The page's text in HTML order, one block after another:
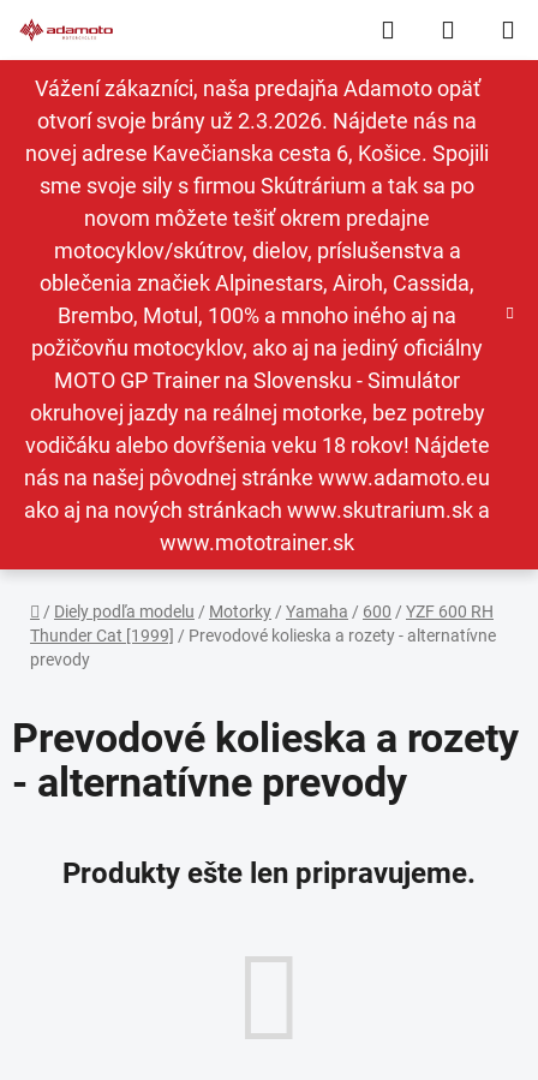
na
obsah
Vážení zákazníci, naša predajňa Adamoto opäť
otvorí svoje brány už 2.3.2026. Nájdete nás na
novej adrese Kavečianska cesta 6, Košice. Spojili
sme svoje sily s firmou Skútrárium a tak sa po
novom môžete tešiť okrem predajne
motocyklov/skútrov, dielov, príslušenstva a
oblečenia značiek Alpinestars, Airoh, Cassida,
Brembo, Motul, 100% a mnoho iného aj na
požičovňu motocyklov, ako aj na jediný oficiálny
MOTO GP Trainer na Slovensku - Simulátor
okruhovej jazdy na reálnej motorke, bez potreby
vodičáku alebo dovŕšenia veku 18 rokov! Nájdete
nás na našej pôvodnej stránke www.adamoto.eu
ako aj na nových stránkach www.skutrarium.sk a
www.mototrainer.sk
Hľadať
KOŠÍK
Domov
/ Diely podľa modelu / Motorky / Yamaha / 600 / YZF 600 RH
Thunder Cat [1999] / Prevodové kolieska a rozety - alternatívne
prevody
Prevodové kolieska a rozety
- alternatívne prevody
Produkty ešte len pripravujeme.